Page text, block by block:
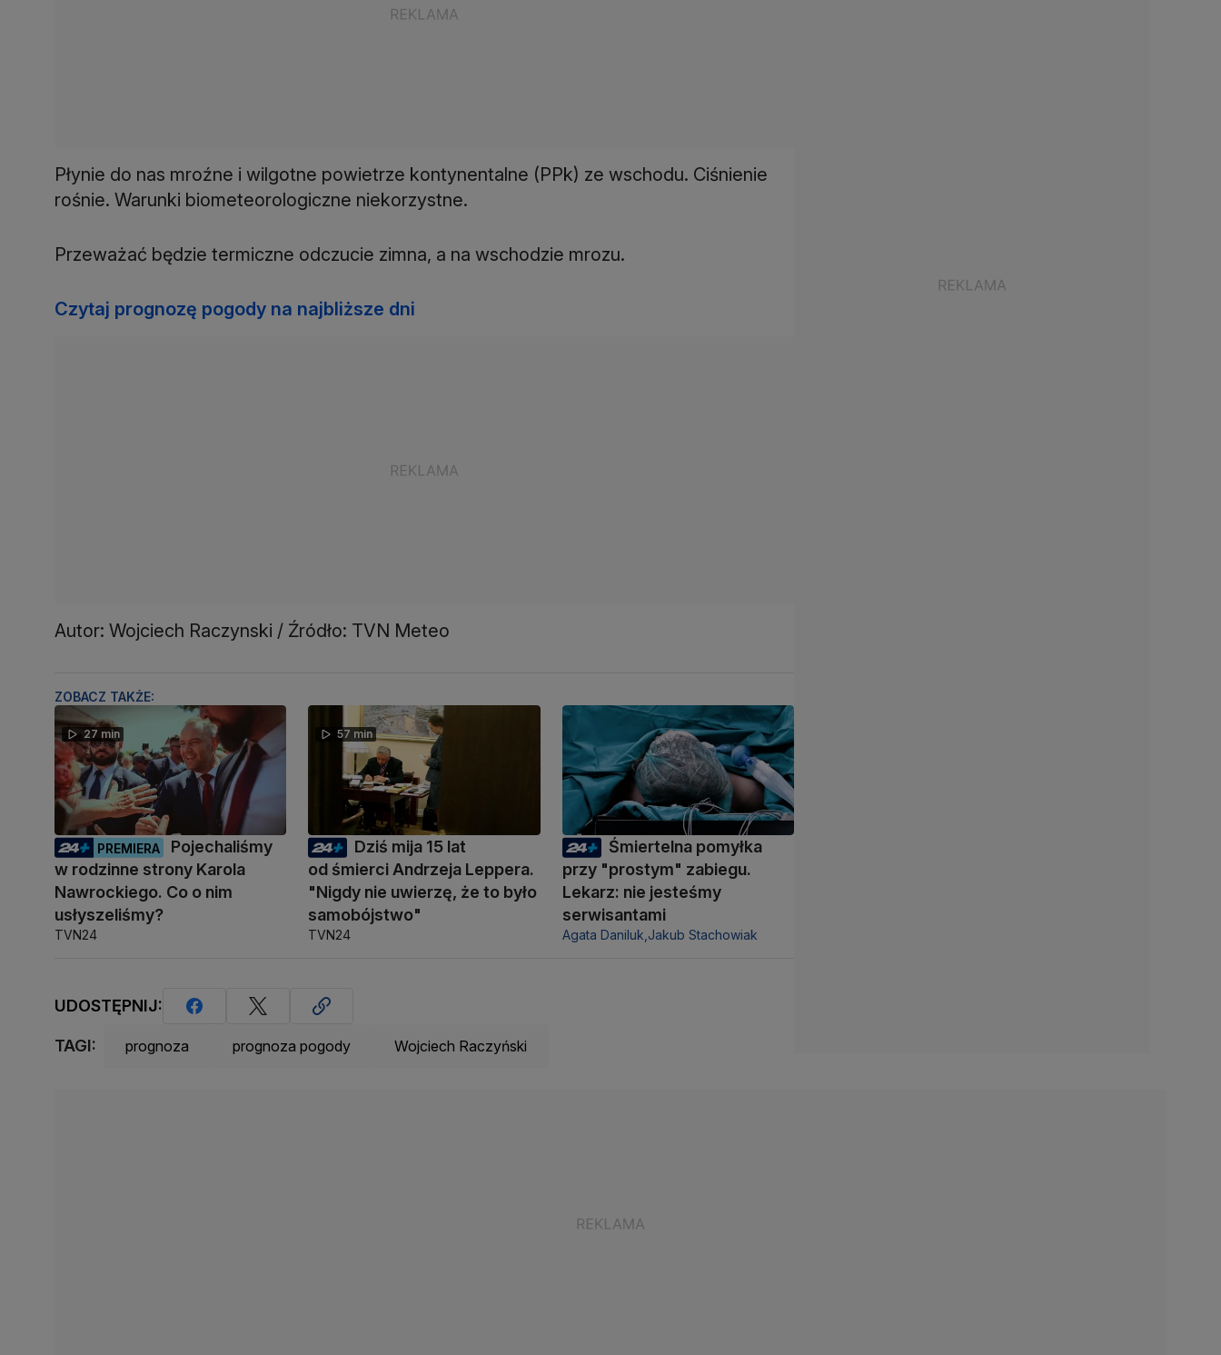
Płynie do nas mroźne i wilgotne powietrze kontynentalne (PPk) ze wschodu. Ciśnienie
rośnie. Warunki biometeorologiczne niekorzystne.
Przeważać będzie termiczne odczucie zimna, a na wschodzie mrozu.
Czytaj prognozę pogody na najbliższe dni
Autor: Wojciech Raczynski / Źródło: TVN Meteo
ZOBACZ TAKŻE:
27 min
PREMIERA
Pojechaliśmy
w rodzinne strony Karola
Nawrockiego. Co o nim
usłyszeliśmy?
TVN24
57 min
Dziś mija 15 lat
od śmierci Andrzeja Leppera.
"Nigdy nie uwierzę, że to było
samobójstwo"
TVN24
Śmiertelna pomyłka
przy "prostym" zabiegu.
Lekarz: nie jesteśmy
serwisantami
Agata Daniluk, Jakub Stachowiak
UDOSTĘPNIJ:
TAGI: prognoza prognoza pogody Wojciech Raczyński